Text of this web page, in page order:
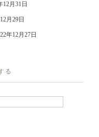
12月31日
月29日
年12月27日
る